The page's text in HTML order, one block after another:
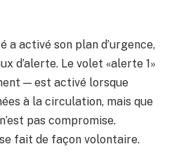
a activé son plan d’urgence,
d’alerte. Le volet «alerte 1»
— est activé lorsque
à la circulation, mais que
pas compromise.
se fait de façon volontaire.